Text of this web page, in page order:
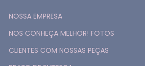
NOSSA EMPRESA
NOS CONHEÇA MELHOR! FOTOS
CLIENTES COM NOSSAS PEÇAS